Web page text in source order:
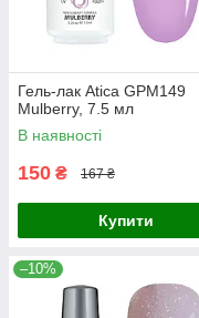
Гель-лак Atica GPM149
Mulberry, 7.5 мл
В наявності
150 ₴ 167 ₴
Купити
–10%